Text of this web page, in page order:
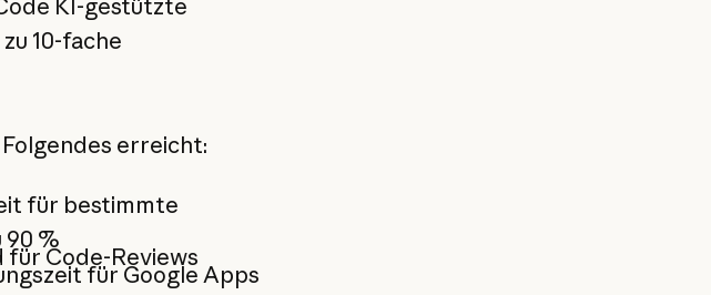
KI-gestützte
10-fache
erreicht:
für bestimmte
90 %
für Code-Reviews
für Google Apps